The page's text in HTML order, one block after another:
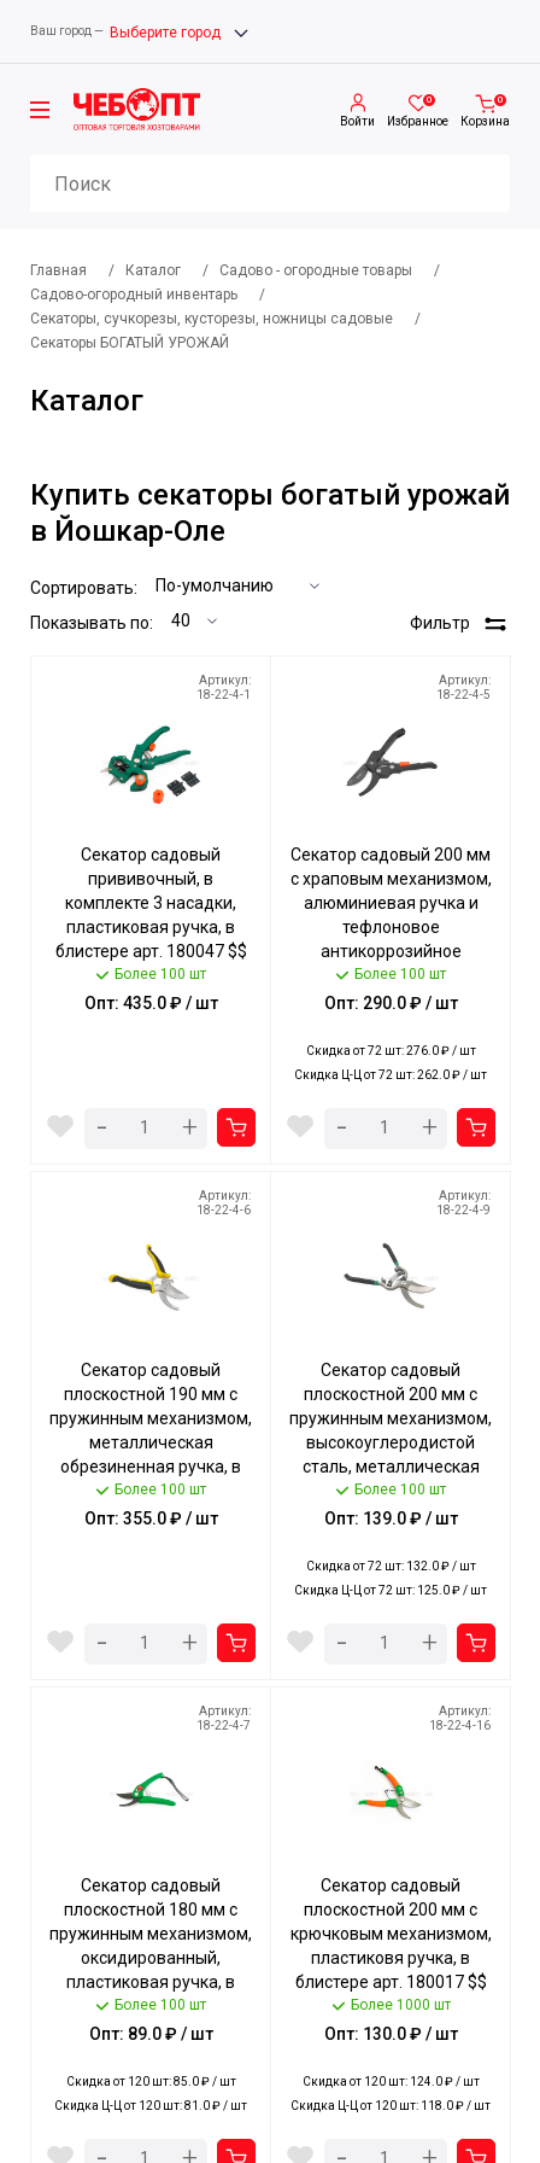
Ваш город — Выберите город
Войти
0
Избранное
0
Корзина
Главная / Каталог / Садово - огородные товары
/
Садово-огородный инвентарь
/
Секаторы, сучкорезы, кусторезы, ножницы садовые
/
Секаторы БОГАТЫЙ УРОЖАЙ
Каталог
Купить секаторы богатый урожай
в Йошкар-Оле
Сортировать:
Показывать по:
Фильтр
Артикул:
18-22-4-1
Секатор садовый
прививочный, в
комплекте 3 насадки,
пластиковая ручка, в
блистере арт. 180047 $$
[20] Богатый урожай
Более 100 шт
Опт: 435.0 ₽ / шт
- +
Артикул:
18-22-4-5
Секатор садовый 200 мм
с храповым механизмом,
алюминиевая ручка и
тефлоновое
антикоррозийное
покрытие, в блистере арт.
180048 $ [72] Богатый
Более 100 шт
Опт: 290.0 ₽ / шт
Скидка от 72 шт: 276.0 ₽ / шт
Скидка Ц-Ц от 72 шт: 262.0 ₽ / шт
- +
Артикул:
18-22-4-6
Секатор садовый
плоскостной 190 мм с
пружинным механизмом,
металлическая
обрезиненная ручка, в
блистере арт. 180050 $
[120] Богатый урожай
Более 100 шт
Опт: 355.0 ₽ / шт
- +
Артикул:
18-22-4-9
Секатор садовый
плоскостной 200 мм с
пружинным механизмом,
высокоуглеродистой
сталь, металлическая
ручка, в блистере арт.
180051 $ [72] Богатый
Более 100 шт
Опт: 139.0 ₽ / шт
Скидка от 72 шт: 132.0 ₽ / шт
Скидка Ц-Ц от 72 шт: 125.0 ₽ / шт
- +
Артикул:
18-22-4-7
Секатор садовый
плоскостной 180 мм с
пружинным механизмом,
оксидированный,
пластиковая ручка, в
блистере арт. 270101,
180009 $ [120] Богатый
Более 100 шт
Опт: 89.0 ₽ / шт
Скидка от 120 шт: 85.0 ₽ / шт
Скидка Ц-Ц от 120 шт: 81.0 ₽ / шт
Артикул:
18-22-4-16
Секатор садовый
плоскостной 200 мм с
крючковым механизмом,
пластиковя ручка, в
блистере арт. 180017 $$
[120] Богатый урожай
Более 1000 шт
Опт: 130.0 ₽ / шт
Скидка от 120 шт: 124.0 ₽ / шт
Скидка Ц-Ц от 120 шт: 118.0 ₽ / шт